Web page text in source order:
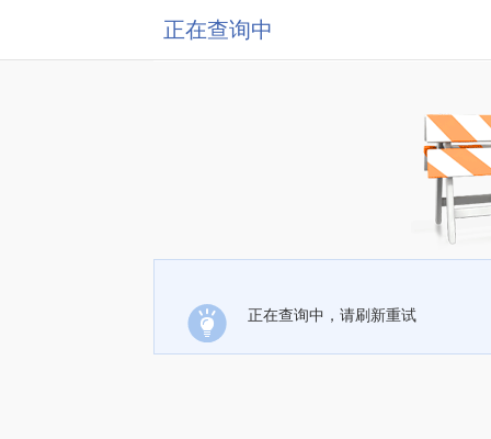
正在查询中
正在查询中，请刷新重试